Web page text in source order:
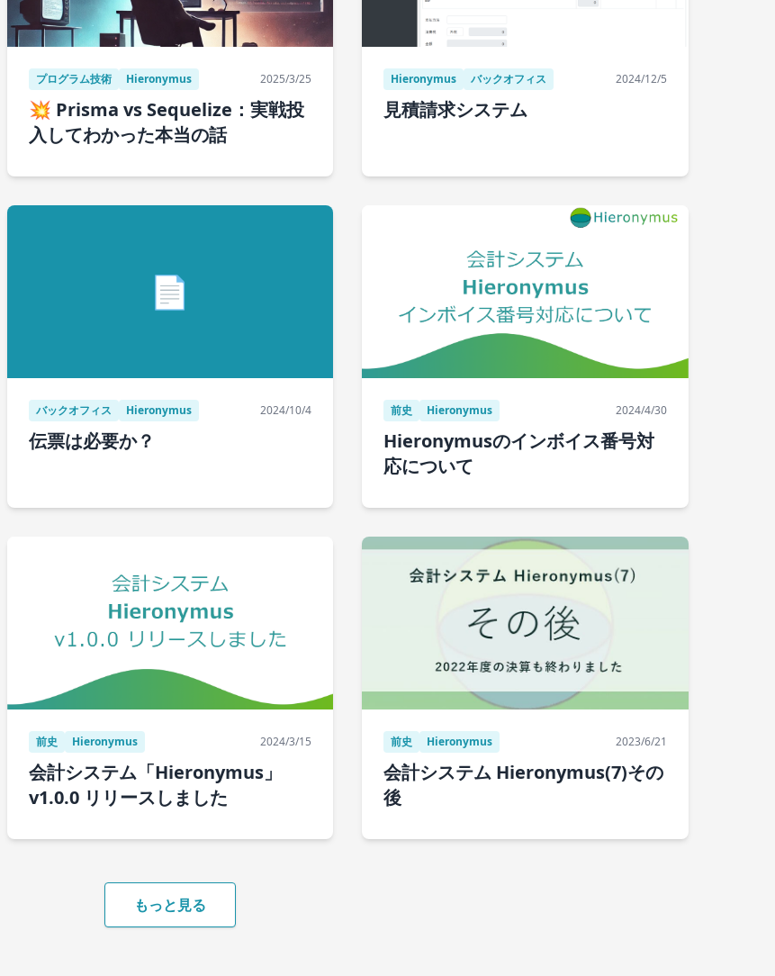
プログラム技術 Hieronymus 2025/3/25
💥 Prisma vs Sequelize：実戦投
入してわかった本当の話
Hieronymus バックオフィス 2024/12/5
見積請求システム
📄
バックオフィス Hieronymus 2024/10/4
伝票は必要か？
前史 Hieronymus 2024/4/30
Hieronymusのインボイス番号対
応について
前史 Hieronymus 2024/3/15
会計システム「Hieronymus」
v1.0.0 リリースしました
前史 Hieronymus 2023/6/21
会計システム Hieronymus(7)その
後
もっと見る